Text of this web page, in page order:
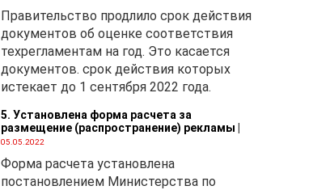
Правительство продлило срок действия
документов об оценке соответствия
техрегламентам на год. Это касается
документов. срок действия которых
истекает до 1 сентября 2022 года.
5. Установлена форма расчета за
размещение (распространение) рекламы
05.05.2022
Форма расчета установлена
постановлением Министерства по